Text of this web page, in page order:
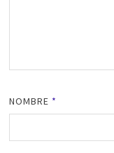
NOMBRE *